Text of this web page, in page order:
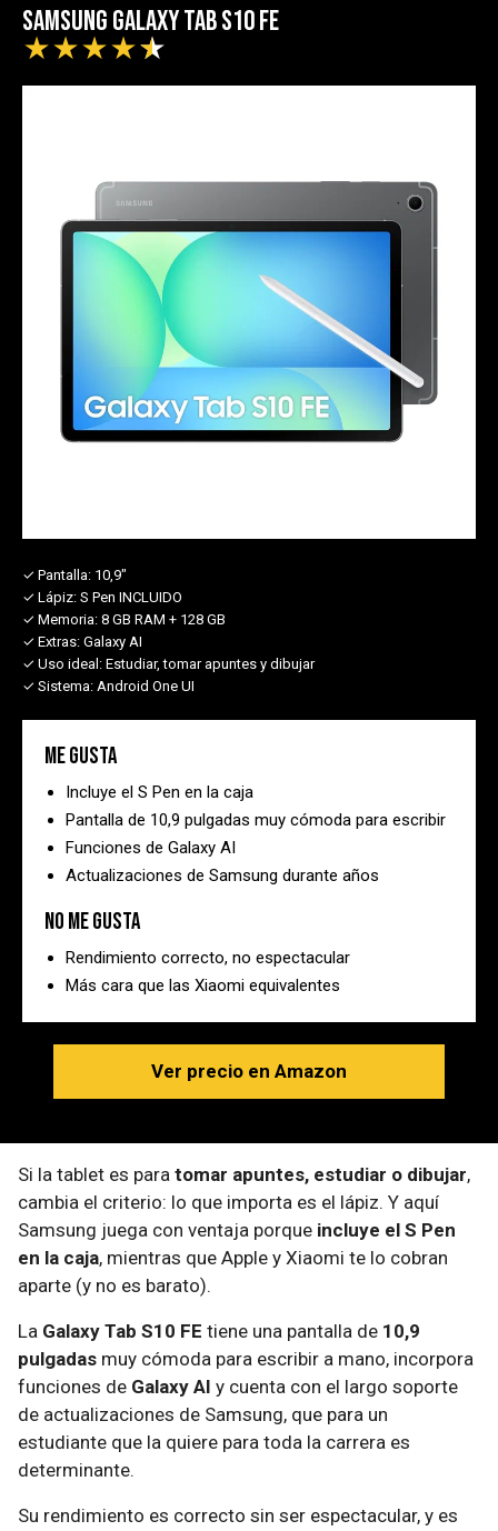
Samsung Galaxy Tab S10 FE
★★★★★
✓ Pantalla: 10,9"
✓ Lápiz: S Pen INCLUIDO
✓ Memoria: 8 GB RAM + 128 GB
✓ Extras: Galaxy AI
✓ Uso ideal: Estudiar, tomar apuntes y dibujar
✓ Sistema: Android One UI
Me gusta
Incluye el S Pen en la caja
Pantalla de 10,9 pulgadas muy cómoda para escribir
Funciones de Galaxy AI
Actualizaciones de Samsung durante años
No me gusta
Rendimiento correcto, no espectacular
Más cara que las Xiaomi equivalentes
Ver precio en Amazon
Si la tablet es para tomar apuntes, estudiar o dibujar,
cambia el criterio: lo que importa es el lápiz. Y aquí
Samsung juega con ventaja porque incluye el S Pen
en la caja, mientras que Apple y Xiaomi te lo cobran
aparte (y no es barato).
La Galaxy Tab S10 FE tiene una pantalla de 10,9
pulgadas muy cómoda para escribir a mano, incorpora
funciones de Galaxy AI y cuenta con el largo soporte
de actualizaciones de Samsung, que para un
estudiante que la quiere para toda la carrera es
determinante.
Su rendimiento es correcto sin ser espectacular, y es